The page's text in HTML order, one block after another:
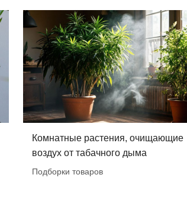
Комнатные растения, очищающие
воздух от табачного дыма
Подборки товаров